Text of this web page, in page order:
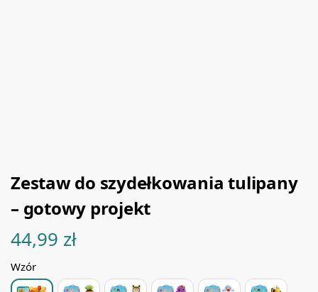
Zestaw do szydełkowania tulipany
– gotowy projekt
44,99 zł
Wzór